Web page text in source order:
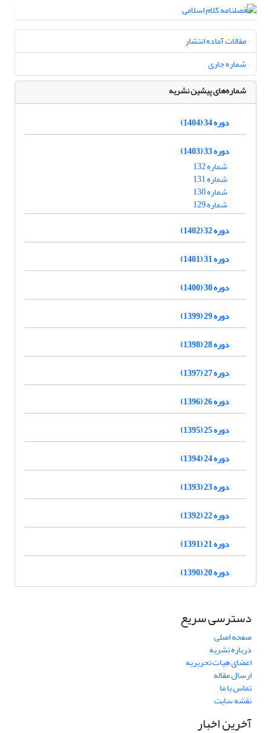
مقالات آماده انتشار
شماره جاری
شماره‌های پیشین نشریه
دوره 34 (1404)
دوره 33 (1403)
شماره 132
شماره 131
شماره 130
شماره 129
دوره 32 (1402)
دوره 31 (1401)
دوره 30 (1400)
دوره 29 (1399)
دوره 28 (1398)
دوره 27 (1397)
دوره 26 (1396)
دوره 25 (1395)
دوره 24 (1394)
دوره 23 (1393)
دوره 22 (1392)
دوره 21 (1391)
دوره 20 (1390)
دسترسی سریع
صفحه اصلی
درباره نشریه
اعضای هیات تحریریه
ارسال مقاله
تماس با ما
نقشه سایت
آخرین اخبار